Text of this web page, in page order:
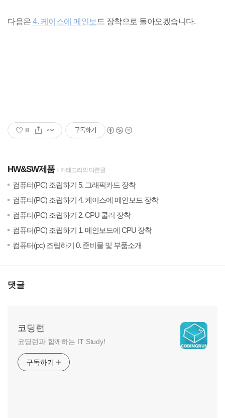
다음은 4. 케이스에 메인보 드 장착으로 돌아오겠습니다.
8 구독하기
HW&SW제품 카테고리의 다른글
컴퓨터(PC) 조립하기 5. 그래픽카드 장착
컴퓨터(PC) 조립하기 4. 케이스에 메인보드 장착
컴퓨터(PC) 조립하기 2. CPU 쿨러 장착
컴퓨터(PC) 조립하기 1. 메인보드에 CPU 장착
컴퓨터(pc) 조립하기 0. 준비물 및 부품소개
댓글
코딩런
코딩런과 함께하는 IT Study!
구독하기